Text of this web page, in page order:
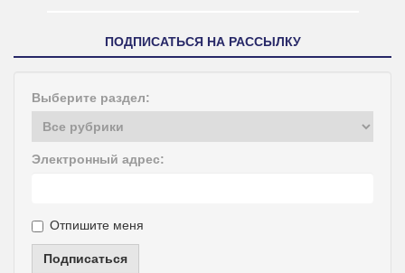
ПОДПИСАТЬСЯ НА РАССЫЛКУ
Выберите раздел:
Электронный адрес:
Отпишите меня
Подписаться